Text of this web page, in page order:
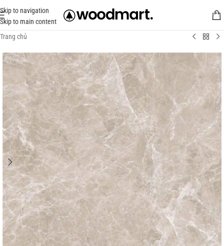
Skip to navigation
Skip to main content
Trang chủ